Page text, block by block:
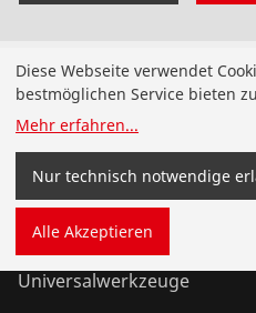
Produkte
Installation
Wartung
Kälte- und Klimatechnik
Universalwerkzeuge
Diese Webseite verwendet
bestmöglichen Service bieten
Mehr erfahren...
Nur technisch notwendige
Alle Akzeptieren